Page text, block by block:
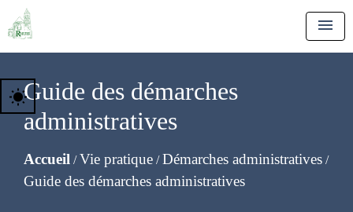
menu
Guide des démarches
administratives
Accueil /Vie pratique /Démarches administratives /
Guide des démarches administratives
wb_sunny